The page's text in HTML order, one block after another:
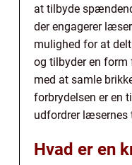
at tilbyde
der engagerer
mulighed for at
og tilbyder en form
med at samle
forbrydelsen er en
udfordrer læsernes
Hvad er en